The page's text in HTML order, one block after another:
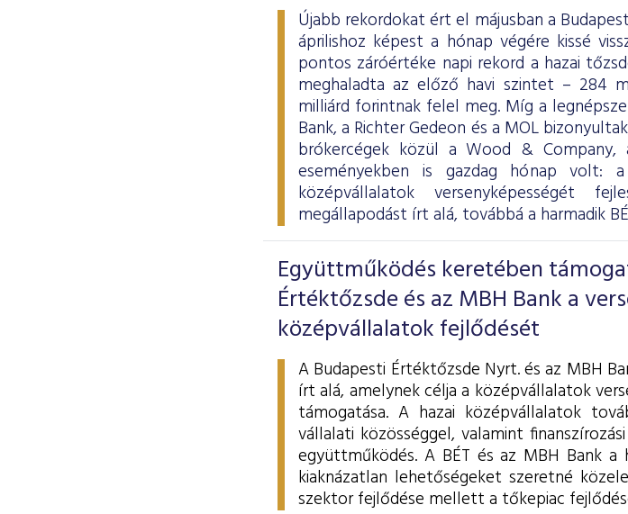
Újabb rekordokat ért el májusban a
áprilishoz képest a hónap végére kissé
pontos záróértéke napi rekord a hazai
meghaladta az előző havi szintet – 284
milliárd forintnak felel meg. Míg a
Bank, a Richter Gedeon és a MOL
brókercégek közül a Wood & Company,
eseményekben is gazdag hónap volt:
középvállalatok versenyképességét
megállapodást írt alá, továbbá a harmadik
Együttműködés keretében
Értéktőzsde és az MBH Bank a
középvállalatok fejlődését
A Budapesti Értéktőzsde Nyrt. és az MBH
írt alá, amelynek célja a középvállalatok
támogatása. A hazai középvállalatok
vállalati közösséggel, valamint
együttműködés. A BÉT és az MBH Bank a
kiaknázatlan lehetőségeket szeretné
szektor fejlődése mellett a tőkepiac